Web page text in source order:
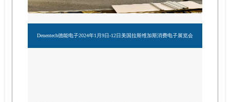
Denentech德能电子2024年1月9日-12日美国拉斯维加斯消费电子展览会